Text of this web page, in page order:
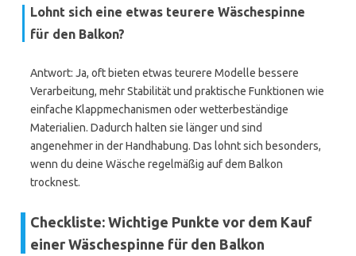
Lohnt sich eine etwas teurere Wäschespinne
für den Balkon?
Antwort: Ja, oft bieten etwas teurere Modelle bessere
Verarbeitung, mehr Stabilität und praktische Funktionen wie
einfache Klappmechanismen oder wetterbeständige
Materialien. Dadurch halten sie länger und sind
angenehmer in der Handhabung. Das lohnt sich besonders,
wenn du deine Wäsche regelmäßig auf dem Balkon
trocknest.
Checkliste: Wichtige Punkte vor dem Kauf
einer Wäschespinne für den Balkon